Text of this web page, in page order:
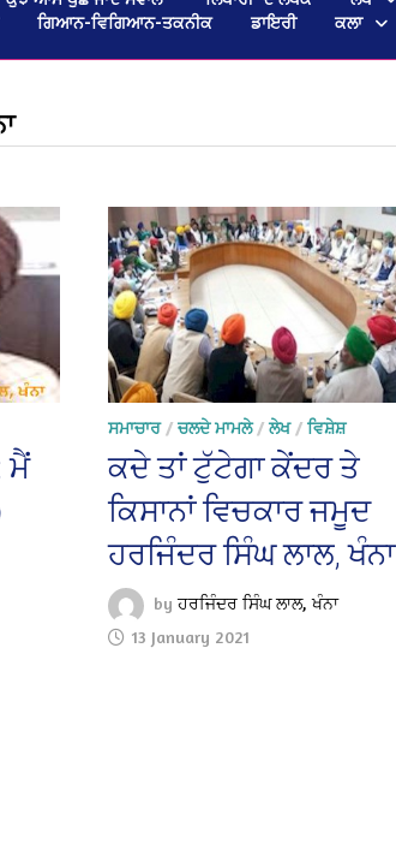
ਗਿਆਨ-ਵਿਗਿਆਨ-ਤਕਨੀਕ ਡਾਇਰੀ ਕਲਾ
ਮੈਂ
ਸਮਾਚਾਰ/ ਚਲਦੇ ਮਾਮਲੇ/ਲੇਖ/ ਵਿਸ਼ੇਸ਼
ਕਦੇ ਤਾਂ ਟੁੱਟੇਗਾ ਕੇਂਦਰ ਤੇ
ਕਿਸਾਨਾਂ ਵਿਚਕਾਰ ਜਮੂਦ
ਹਰਜਿੰਦਰ ਸਿੰਘ ਲਾਲ, ਖੰਨਾ
byਹਰਜਿੰਦਰ ਸਿੰਘ ਲਾਲ, ਖੰਨਾ
13 January 2021